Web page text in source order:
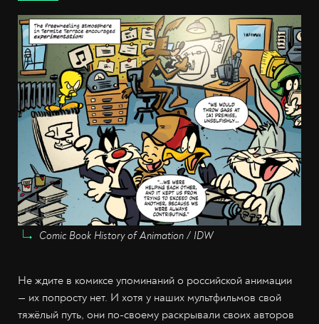
Comic Book History of Animation / IDW
Не ждите в комиксе упоминаний о российской анимации
— их попросту нет. И хотя у наших мультфильмов свой
тяжёлый путь, они по-своему раскрывали своих авторов